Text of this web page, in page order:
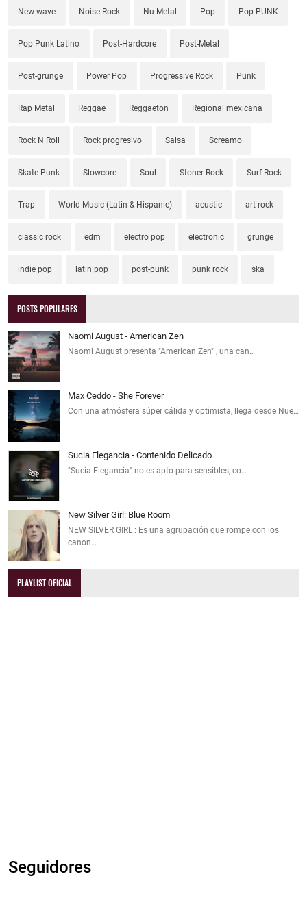
New wave Noise Rock Nu Metal Pop Pop PUNK
Pop Punk Latino Post-Hardcore Post-Metal
Post-grunge Power Pop Progressive Rock Punk
Rap Metal Reggae Reggaeton Regional mexicana
Rock N Roll Rock progresivo Salsa Screamo
Skate Punk Slowcore Soul Stoner Rock Surf Rock
Trap World Music (Latin & Hispanic) acustic art rock
classic rock edm electro pop electronic grunge
indie pop latin pop post-punk punk rock ska
POSTS POPULARES
Naomi August - American Zen
Naomi August presenta "American Zen" , una can…
Max Ceddo - She Forever
Con una atmósfera súper cálida y optimista, llega desde Nue…
Sucia Elegancia - Contenido Delicado
"Sucia Elegancia" no es apto para sensibles, co…
New Silver Girl: Blue Room
NEW SILVER GIRL : Es una agrupación que rompe con los
canon…
PLAYLIST OFICIAL
Seguidores